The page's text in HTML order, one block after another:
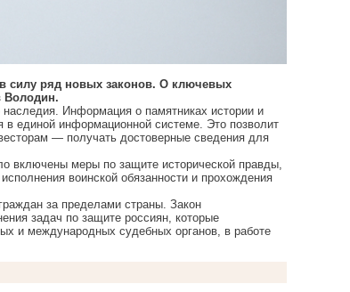
в силу ряд новых законов. О ключевых
Володин.
Информация о памятниках истории и
в единой информационной системе. Это позволит
— получать достоверные сведения для
включены меры по защите исторической правды,
воинской обязанности и прохождения
за пределами страны. Закон
задач по защите россиян, которые
и международных судебных органов, в работе